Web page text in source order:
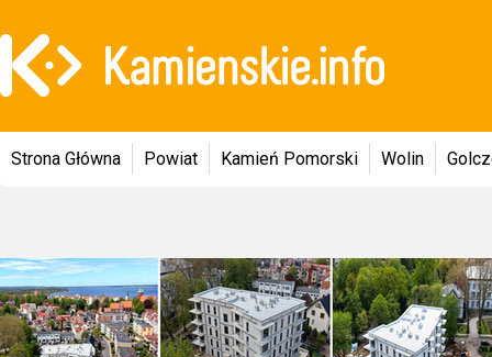
Strona Główna Powiat Kamień Pomorski Wolin